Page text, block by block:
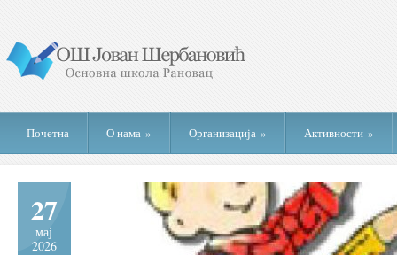
Почетна О нама » Организација » Активности »
27
мај
2026